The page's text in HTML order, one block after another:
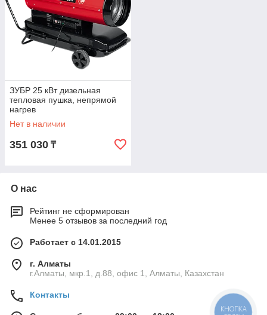
ЗУБР 25 кВт дизельная
тепловая пушка, непрямой
нагрев
Нет в наличии
351 030 ₸
О нас
Рейтинг не сформирован
Менее 5 отзывов за последний год
Работает с 14.01.2015
г. Алматы
г.Алматы, мкр.1, д.88, офис 1, Алматы, Казахстан
Контакты
КНОПКА